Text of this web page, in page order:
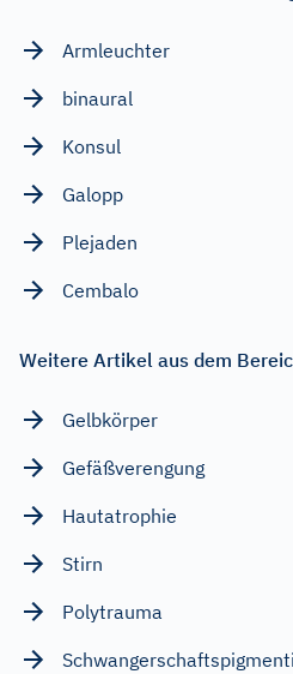
Armleuchter
binaural
Konsul
Galopp
Plejaden
Cembalo
Weitere Artikel aus dem
Gelbkörper
Gefäßverengung
Hautatrophie
Stirn
Polytrauma